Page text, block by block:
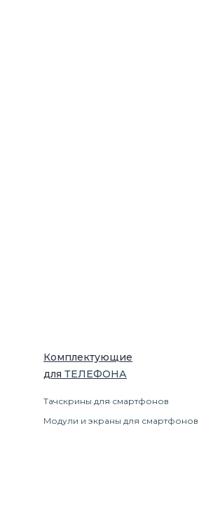
Комплектующие
для ТЕЛЕФОНА
Тачскрины для смартфонов
Модули и экраны для смартфонов